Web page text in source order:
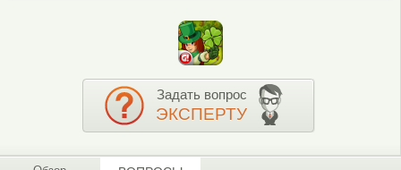
Задать вопрос
ЭКСПЕРТУ